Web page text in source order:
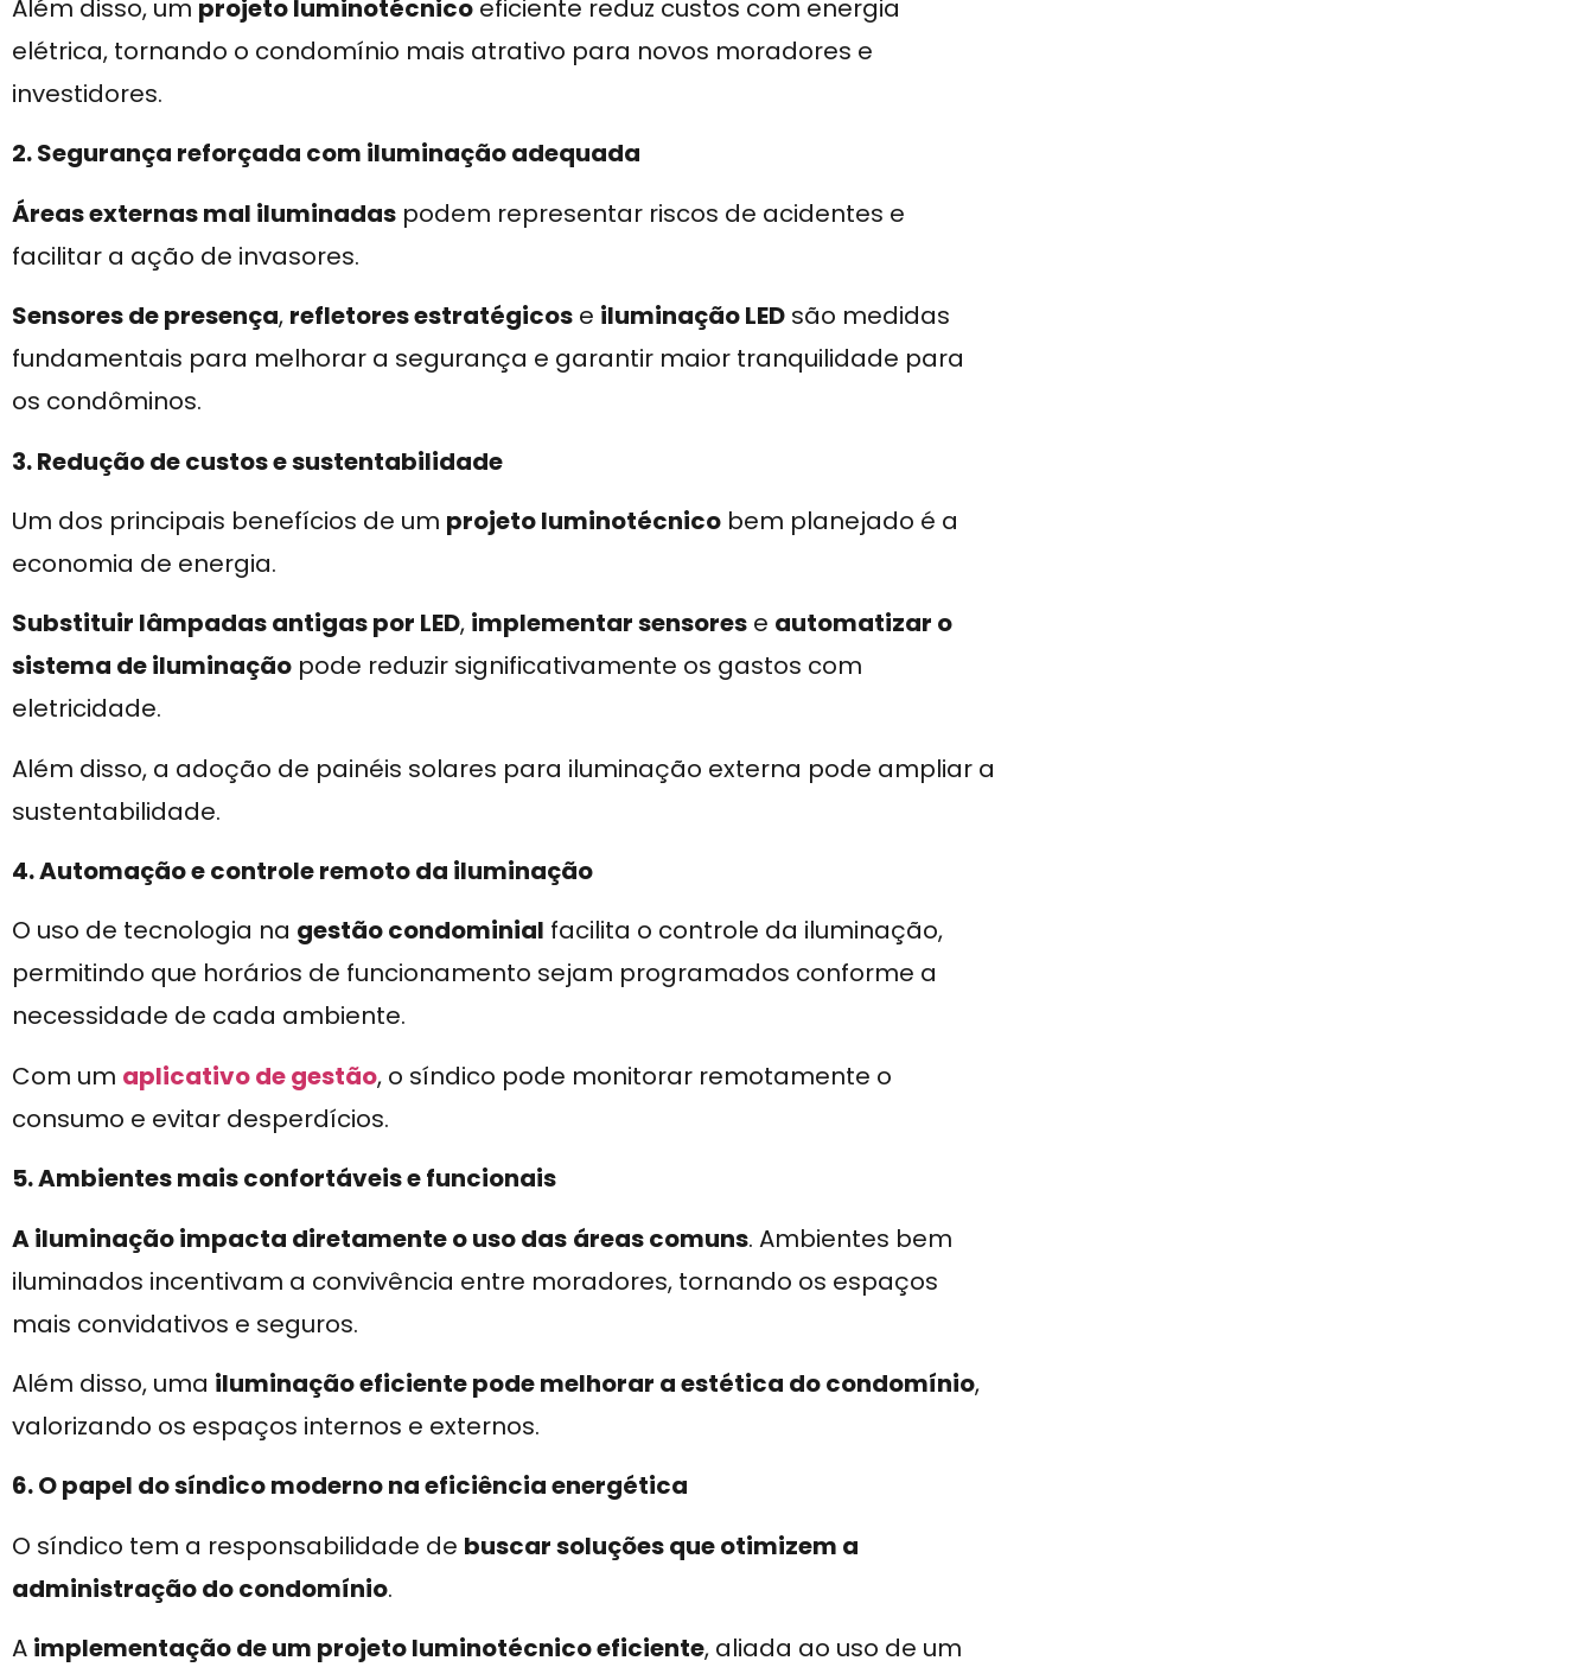
Além disso, um projeto luminotécnico eficiente reduz custos com energia
elétrica, tornando o condomínio mais atrativo para novos moradores e
investidores.
2. Segurança reforçada com iluminação adequada
Áreas externas mal iluminadas podem representar riscos de acidentes e
facilitar a ação de invasores.
Sensores de presença, refletores estratégicos e iluminação LED são medidas
fundamentais para melhorar a segurança e garantir maior tranquilidade para
os condôminos.
3. Redução de custos e sustentabilidade
Um dos principais benefícios de um projeto luminotécnico bem planejado é a
economia de energia.
Substituir lâmpadas antigas por LED, implementar sensores e automatizar o
sistema de iluminação pode reduzir significativamente os gastos com
eletricidade.
Além disso, a adoção de painéis solares para iluminação externa pode ampliar a
sustentabilidade.
4. Automação e controle remoto da iluminação
O uso de tecnologia na gestão condominial facilita o controle da iluminação,
permitindo que horários de funcionamento sejam programados conforme a
necessidade de cada ambiente.
Com um aplicativo de gestão, o síndico pode monitorar remotamente o
consumo e evitar desperdícios.
5. Ambientes mais confortáveis e funcionais
A iluminação impacta diretamente o uso das áreas comuns. Ambientes bem
iluminados incentivam a convivência entre moradores, tornando os espaços
mais convidativos e seguros.
Além disso, uma iluminação eficiente pode melhorar a estética do condomínio,
valorizando os espaços internos e externos.
6. O papel do síndico moderno na eficiência energética
O síndico tem a responsabilidade de buscar soluções que otimizem a
administração do condomínio.
A implementação de um projeto luminotécnico eficiente, aliada ao uso de um